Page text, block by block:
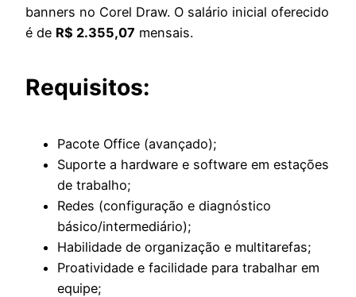
banners no Corel Draw. O salário inicial oferecido
é de R$ 2.355,07 mensais.
Requisitos:
Pacote Office (avançado);
Suporte a hardware e software em estações
de trabalho;
Redes (configuração e diagnóstico
básico/intermediário);
Habilidade de organização e multitarefas;
Proatividade e facilidade para trabalhar em
equipe;